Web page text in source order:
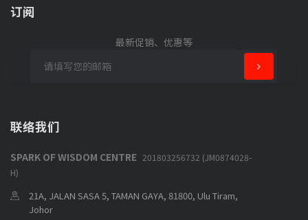
订阅
最新促销、优惠等
联络我们
SPARK OF WISDOM CENTRE 201803256732 (JM0874028-
H)
21A, JALAN SASA 5, TAMAN GAYA, 81800, Ulu Tiram,
Johor